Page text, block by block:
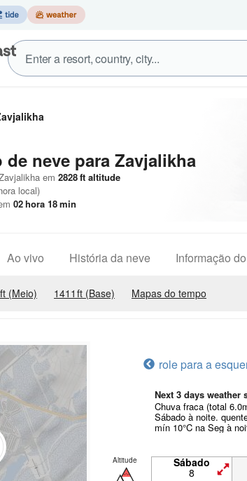
neve para Zavjalikha
em 2828ft altitude
local)
02hora 18min
Ao vivo História da neve Informação
ft (Meio) 1411 ft (Base) Mapas do tempo
role para a
Next 3 days weather
Chuva fraca (total
Sábado à noite.
mín 10°C na Seg à
Altitude Sábado
8